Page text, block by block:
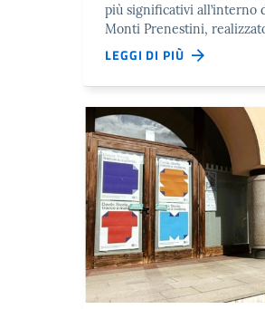
più significativi all’interno
Monti Prenestini,
LEGGI DI PIÙ